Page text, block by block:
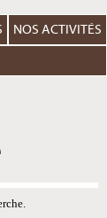
NOS ACTIVITÉS